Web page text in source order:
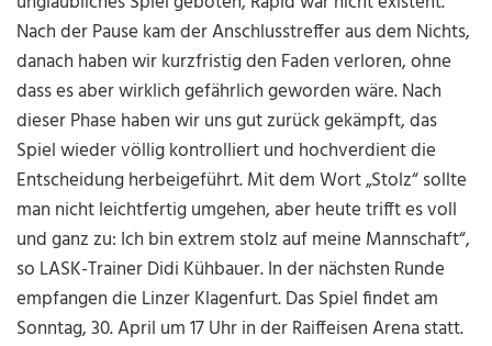
Nach der Pause kam der Anschlusstreffer aus dem Nichts,
danach haben wir kurzfristig den Faden verloren, ohne
dass es aber wirklich gefährlich geworden wäre. Nach
dieser Phase haben wir uns gut zurück gekämpft, das
Spiel wieder völlig kontrolliert und hochverdient die
Entscheidung herbeigeführt. Mit dem Wort „Stolz“ sollte
man nicht leichtfertig umgehen, aber heute trifft es voll
und ganz zu: Ich bin extrem stolz auf meine Mannschaft“,
so LASK-Trainer Didi Kühbauer. In der nächsten Runde
empfangen die Linzer Klagenfurt. Das Spiel findet am
Sonntag, 30. April um 17 Uhr in der Raiffeisen Arena statt.